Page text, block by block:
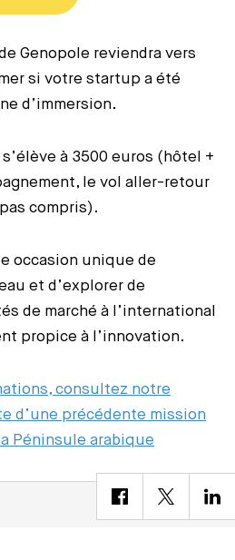
Genopole reviendra vers
si votre startup a été
d’immersion.
à 3500 euros (hôtel +
le vol aller-retour
compris).
occasion unique de
et d’explorer de
de marché à l’international
propice à l’innovation.
consultez notre
d’une précédente mission
Péninsule arabique